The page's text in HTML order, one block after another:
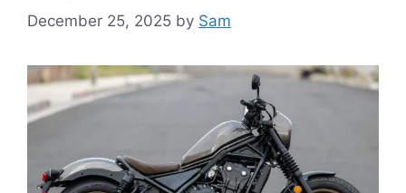
December 25, 2025 by Sam